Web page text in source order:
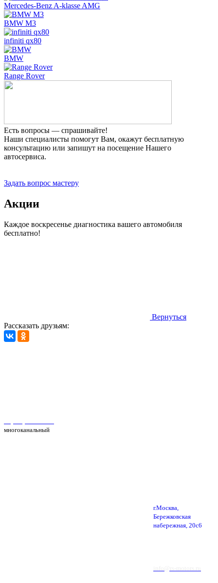
Mercedes-Benz A-klasse AMG
BMW M3
infiniti qx80
BMW
Range Rover
Есть вопросы — спрашивайте!
Наши специалисты помогут Вам, окажут бесплатную
консультацию или запишут на посещение Нашего
автосервиса.
Задать вопрос мастеру
Акции
Каждое воскресенье диагностика вашего автомобиля
бесплатно!
Вернуться
Рассказать друзьям:
многоканальный
г.Москва,
Бережковская
набережная, 20с6